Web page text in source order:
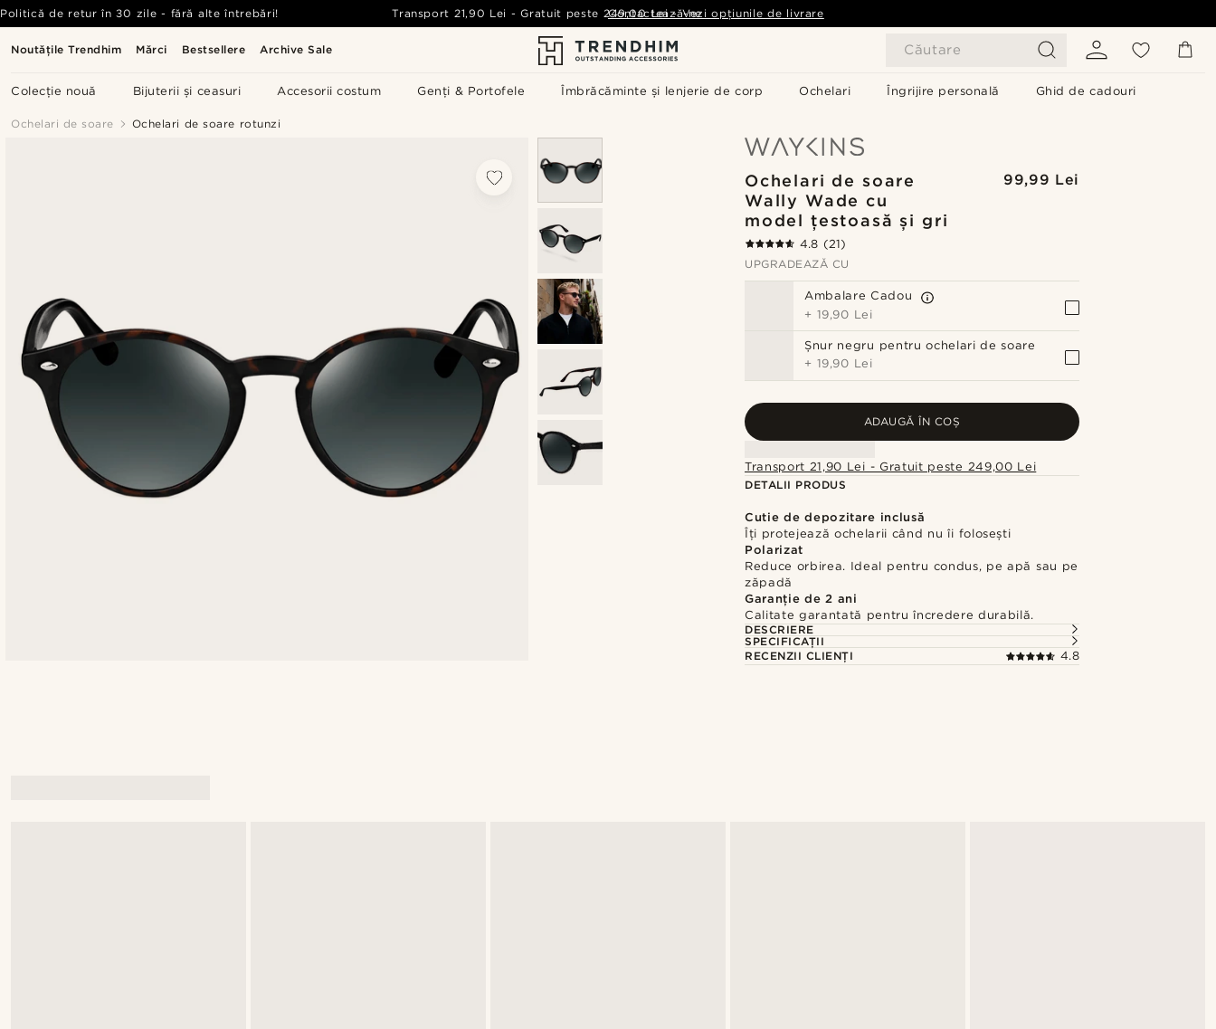
Noutățile Trendhim Mărci Bestsellere Archive Sale Căutare
Colecție nouă Bijuterii și ceasuri Accesorii costum Genți & Portofele Îmbrăcăminte și lenjerie de corp Ochelari Îngrijire personală Ghid de cadouri
Politică de retur în 30 zile - fără alte întrebări! Transport 21,90 Lei -Gratuit peste 249,00 Lei - Vezi opțiunile de livrare
Contactează-ne
Ochelari de soare Ochelari de soare rotunzi
Ochelari de soare
Wally Wade cu
model țestoasă și gri
99,99 Lei
4.8 (21)
UPGRADEAZĂ CU
Ambalare Cadou
+ 19,90 Lei
Șnur negru pentru ochelari de soare
+ 19,90 Lei
ADAUGĂ ÎN COȘ
Transport 21,90 Lei - Gratuit peste 249,00 Lei
DETALII PRODUS
Cutie de depozitare inclusă
Îți protejează ochelarii când nu îi folosești
Polarizat
Reduce orbirea. Ideal pentru condus, pe apă sau pe
zăpadă
Garanție de 2 ani
Calitate garantată pentru încredere durabilă.
DESCRIERE
SPECIFICAȚII
RECENZII CLIENȚI
4.8